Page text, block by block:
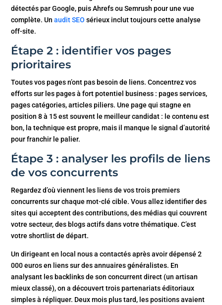
détectés par Google, puis Ahrefs ou Semrush pour une vue
complète. Unaudit SEO sérieux inclut toujours cette analyse
off-site.
Étape 2 : identifier vos pages
prioritaires
Toutes vos pages n’ont pas besoin de liens. Concentrez vos
efforts sur les pages à fort potentiel business : pages services,
pages catégories, articles piliers. Une page qui stagne en
position 8 à 15 est souvent le meilleur candidat : le contenu est
bon, la technique est propre, mais il manque le signal d’autorité
pour franchir le palier.
Étape 3 : analyser les profils de liens
de vos concurrents
Regardez d’où viennent les liens de vos trois premiers
concurrents sur chaque mot-clé cible. Vous allez identifier des
sites qui acceptent des contributions, des médias qui couvrent
votre secteur, des blogs actifs dans votre thématique. C’est
votre shortlist de départ.
Un dirigeant en local nous a contactés après avoir dépensé 2
000 euros en liens sur des annuaires généralistes. En
analysant les backlinks de son concurrent direct (un artisan
mieux classé), on a découvert trois partenariats éditoriaux
simples à répliquer. Deux mois plus tard, les positions avaient